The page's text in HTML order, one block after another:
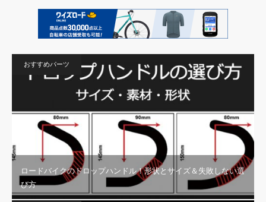
おすすめパーツ
ロードバイクのドロップハンドル！形状とサイズ＆失敗しない選
び方